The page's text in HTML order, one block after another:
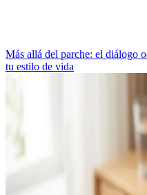
Más allá del parche: el diálogo
tu estilo de vida